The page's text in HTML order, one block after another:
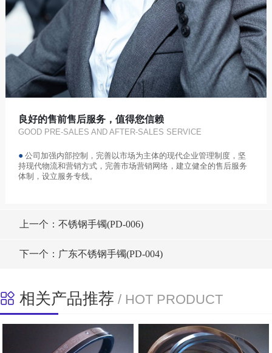
良好的售前售后服务，值得您信赖
GOOD PRE-SALES AND AFTER-SALES SERVICE
● 公司加强内部控制，完善以市场为主体的现代企业管理制度，坚
持现代物流和营销方式，完善市场营销网络，建立健全的售后服务
体制，设立服务专线。
上一个：不锈钢手镯(PD-006)
下一个：广东不锈钢手镯(PD-004)
相关产品推荐 / HOT PRODUCT